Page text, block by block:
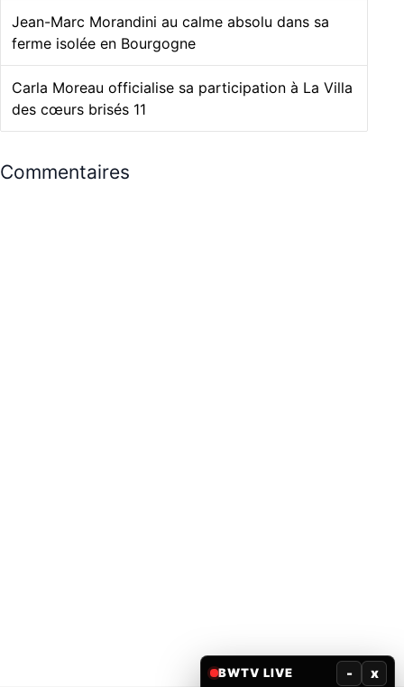
Jean-Marc Morandini au calme absolu dans sa
ferme isolée en Bourgogne
Carla Moreau officialise sa participation à La Villa
des cœurs brisés 11
Commentaires
BWTV LIVE - x